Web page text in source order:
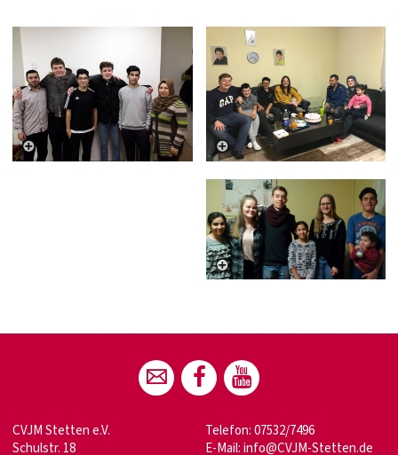
CVJM Stetten e.V.
Schulstr. 18
Telefon: 07532/7496
E-Mail:info@CVJM-Stetten.de